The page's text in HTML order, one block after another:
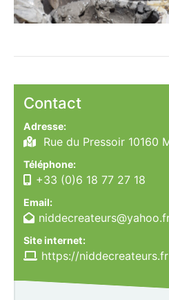
Contact
Adresse:
Rue du Pressoir 10160
Téléphone:
+33 (0)6 18 77 27 18
Email:
Site internet:
https://niddecreateurs.fr